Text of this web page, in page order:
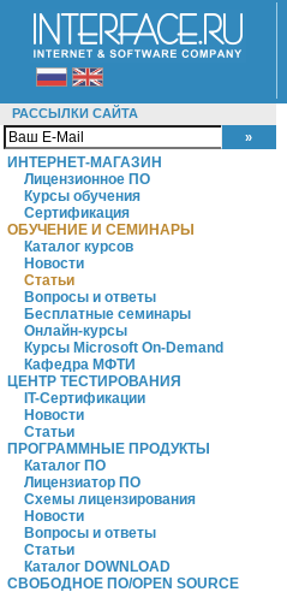
РАССЫЛКИ САЙТА
ИНТЕРНЕТ-МАГАЗИН
Лицензионное ПО
Курсы обучения
Сертификация
ОБУЧЕНИЕ И СЕМИНАРЫ
Каталог курсов
Новости
Статьи
Вопросы и ответы
Бесплатные семинары
Онлайн-курсы
Курсы Microsoft On-Demand
Кафедра МФТИ
ЦЕНТР ТЕСТИРОВАНИЯ
IT-Сертификации
Новости
Статьи
ПРОГРАММНЫЕ ПРОДУКТЫ
Каталог ПО
Лицензиатор ПО
Схемы лицензирования
Новости
Вопросы и ответы
Статьи
Каталог DOWNLOAD
СВОБОДНОЕ ПО/OPEN SOURCE